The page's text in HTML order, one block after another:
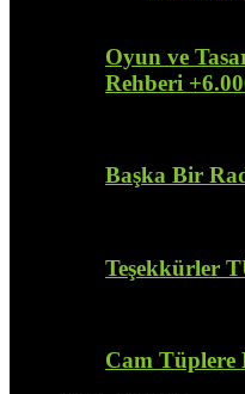
Oyun ve
Rehberi
Başka Bir
Teşekkürler
Cam Tüplere